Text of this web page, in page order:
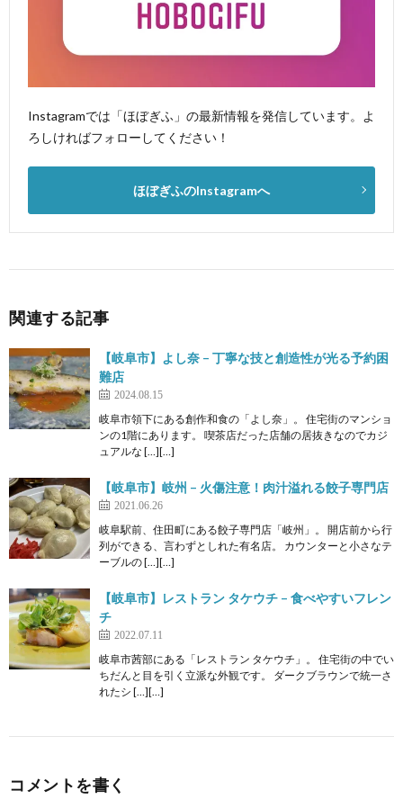
Instagramでは「ほぼぎふ」の最新情報を発信しています。よ
ろしければフォローしてください！
ほぼぎふのInstagramへ
関連する記事
【岐阜市】よし奈 – 丁寧な技と創造性が光る予約困
難店
2024.08.15
岐阜市領下にある創作和食の「よし奈」。 住宅街のマンショ
ンの1階にあります。 喫茶店だった店舗の居抜きなのでカジ
ュアルな […][…]
【岐阜市】岐州 – 火傷注意！肉汁溢れる餃子専門店
2021.06.26
岐阜駅前、住田町にある餃子専門店「岐州」。 開店前から行
列ができる、言わずとしれた有名店。 カウンターと小さなテ
ーブルの […][…]
【岐阜市】レストラン タケウチ – 食べやすいフレン
チ
2022.07.11
岐阜市茜部にある「レストラン タケウチ」。 住宅街の中でい
ちだんと目を引く立派な外観です。 ダークブラウンで統一さ
れたシ […][…]
コメントを書く